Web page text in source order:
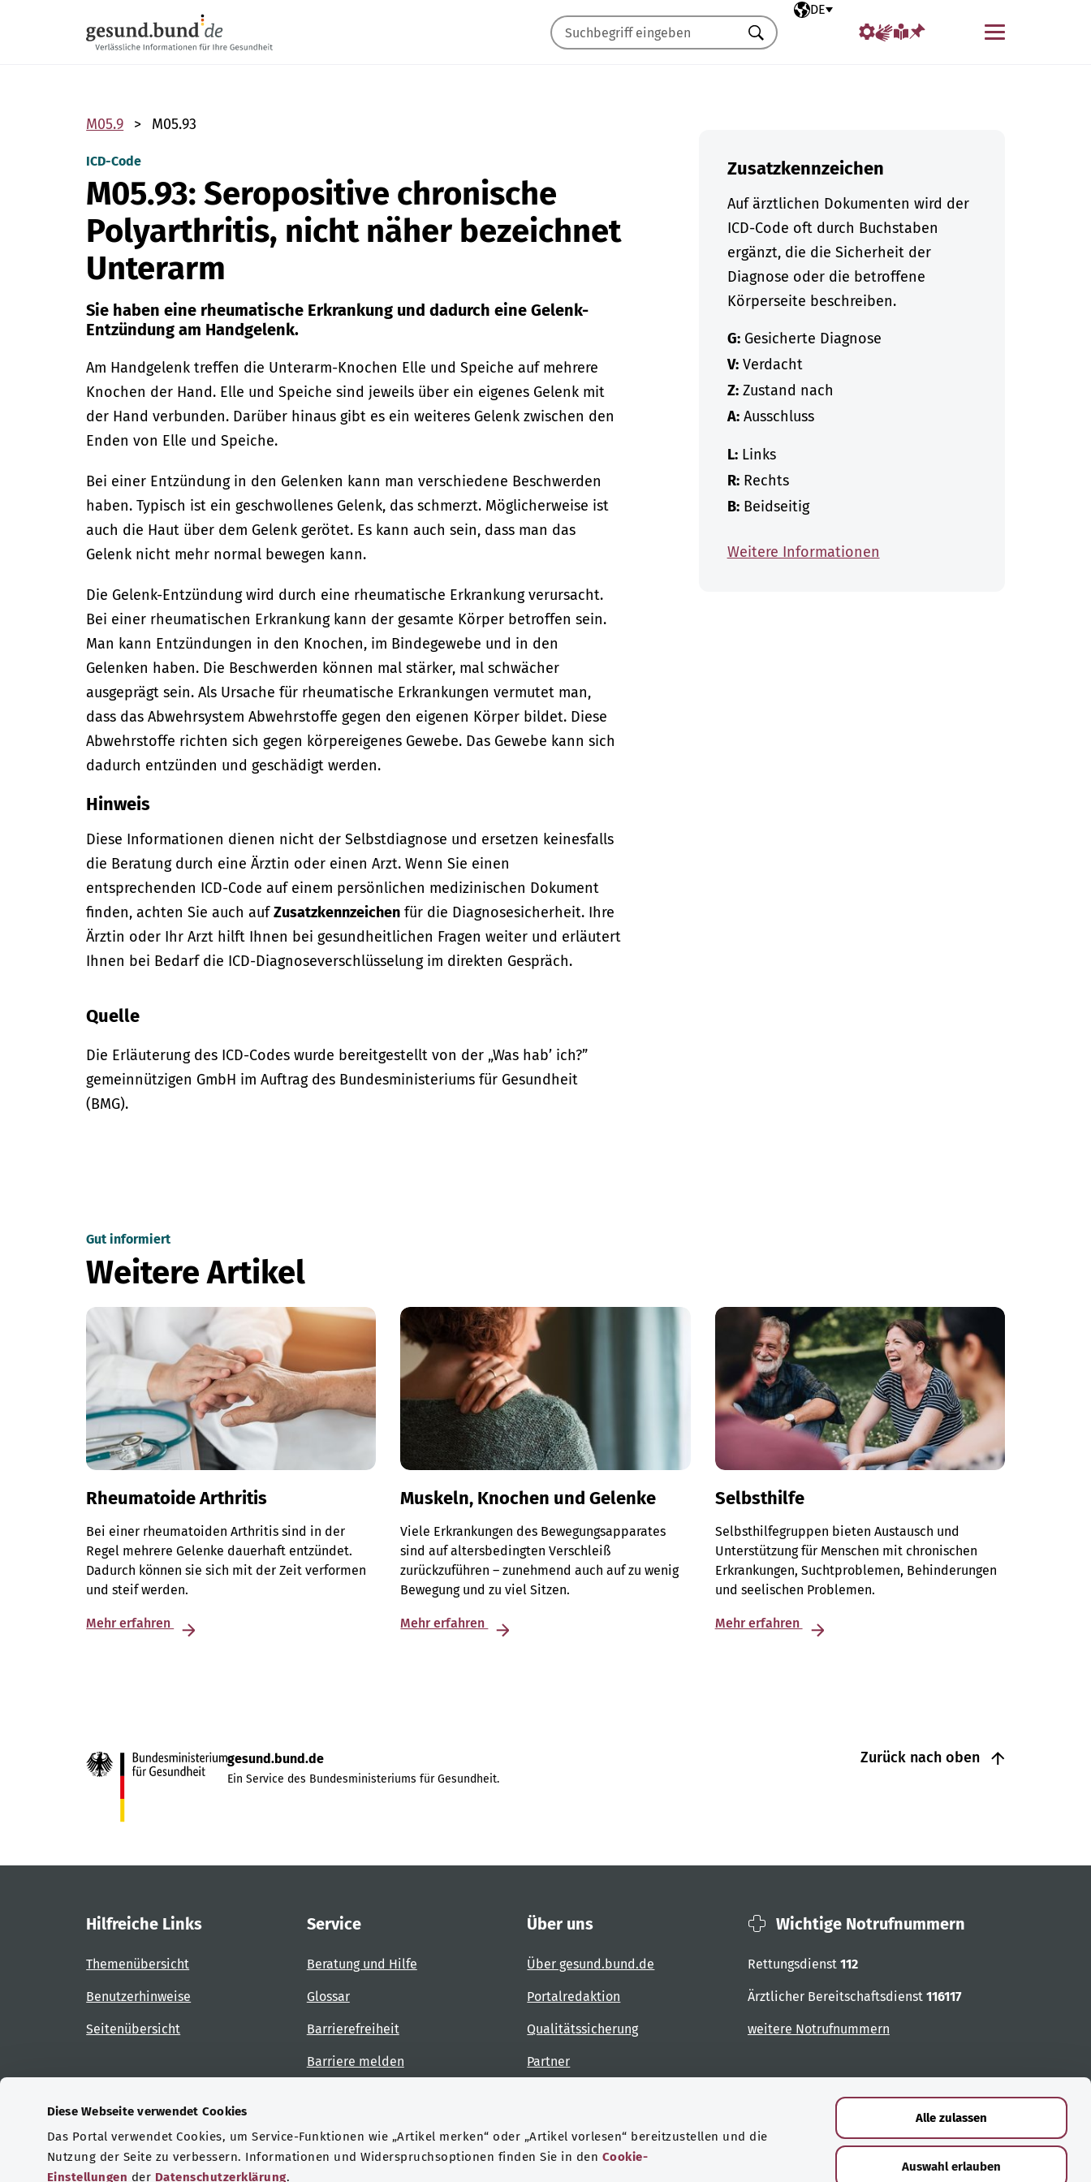
Diese Webseite verwendet Cookies
Das Portal verwendet Cookies, um Service-Funktionen wie „Artikel merken“ oder „Artikel vorlesen“ bereitzustellen und die
Nutzung der Seite zu verbessern. Informationen und Widerspruchsoptionen finden Sie in den Cookie-
Einstellungen der Datenschutzerklärung.
Alle zulassen
Auswahl erlauben
Ausgewählte Sprache
DE
Menü
Suchen
M05.9 M05.93
ICD-Code
M05.93: Seropositive chronische
Polyarthritis, nicht näher bezeichnet
Unterarm
Sie haben eine rheumatische Erkrankung und dadurch eine Gelenk-
Entzündung am Handgelenk.
Am Handgelenk treffen die Unterarm-Knochen Elle und Speiche auf mehrere
Knochen der Hand. Elle und Speiche sind jeweils über ein eigenes Gelenk mit
der Hand verbunden. Darüber hinaus gibt es ein weiteres Gelenk zwischen den
Enden von Elle und Speiche.
Bei einer Entzündung in den Gelenken kann man verschiedene Beschwerden
haben. Typisch ist ein geschwollenes Gelenk, das schmerzt. Möglicherweise ist
auch die Haut über dem Gelenk gerötet. Es kann auch sein, dass man das
Gelenk nicht mehr normal bewegen kann.
Die Gelenk-Entzündung wird durch eine rheumatische Erkrankung verursacht.
Bei einer rheumatischen Erkrankung kann der gesamte Körper betroffen sein.
Man kann Entzündungen in den Knochen, im Bindegewebe und in den
Gelenken haben. Die Beschwerden können mal stärker, mal schwächer
ausgeprägt sein. Als Ursache für rheumatische Erkrankungen vermutet man,
dass das Abwehrsystem Abwehrstoffe gegen den eigenen Körper bildet. Diese
Abwehrstoffe richten sich gegen körpereigenes Gewebe. Das Gewebe kann sich
dadurch entzünden und geschädigt werden.
Hinweis
Diese Informationen dienen nicht der Selbstdiagnose und ersetzen keinesfalls
die Beratung durch eine Ärztin oder einen Arzt. Wenn Sie einen
entsprechenden ICD-Code auf einem persönlichen medizinischen Dokument
finden, achten Sie auch aufZusatzkennzeichen für die Diagnosesicherheit. Ihre
Ärztin oder Ihr Arzt hilft Ihnen bei gesundheitlichen Fragen weiter und erläutert
Ihnen bei Bedarf die ICD-Diagnoseverschlüsselung im direkten Gespräch.
Quelle
Die Erläuterung des ICD-Codes wurde bereitgestellt von der „Was hab’ ich?”
gemeinnützigen GmbH im Auftrag des Bundesministeriums für Gesundheit
(BMG).
Zusatzkennzeichen
Auf ärztlichen Dokumenten wird der
ICD-Code oft durch Buchstaben
ergänzt, die die Sicherheit der
Diagnose oder die betroffene
Körperseite beschreiben.
G:Gesicherte Diagnose
V:Verdacht
Z:Zustand nach
A:Ausschluss
L:Links
R:Rechts
B:Beidseitig
Weitere Informationen
Gut informiert
Weitere Artikel
Rheumatoide Arthritis
Bei einer rheumatoiden Arthritis sind in der
Regel mehrere Gelenke dauerhaft entzündet.
Dadurch können sie sich mit der Zeit verformen
und steif werden.
Mehr erfahren
Muskeln, Knochen und Gelenke
Viele Erkrankungen des Bewegungsapparates
sind auf altersbedingten Verschleiß
zurückzuführen – zunehmend auch auf zu wenig
Bewegung und zu viel Sitzen.
Mehr erfahren
Selbsthilfe
Selbsthilfegruppen bieten Austausch und
Unterstützung für Menschen mit chronischen
Erkrankungen, Suchtproblemen, Behinderungen
und seelischen Problemen.
Mehr erfahren
Zurück nach oben
gesund.bund.de
Ein Service des Bundesministeriums für Gesundheit.
Hilfreiche Links
Themenübersicht
Benutzerhinweise
Seitenübersicht
Service
Beratung und Hilfe
Glossar
Barrierefreiheit
Barriere melden
Über uns
Über gesund.bund.de
Portalredaktion
Qualitätssicherung
Partner
Wichtige Notrufnummern
Rettungsdienst 112
Ärztlicher Bereitschaftsdienst 116117
weitere Notrufnummern
Zertifizierungen